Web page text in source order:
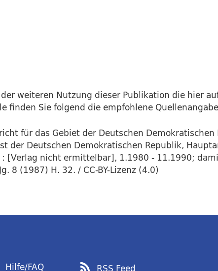
weiteren Nutzung dieser Publikation die hier
finden Sie folgend die empfohlene
für das Gebiet der Deutschen Demokratischen
der Deutschen Demokratischen Republik,
[Verlag nicht ermittelbar], 1.1980 - 11.1990;
8 (1987) H. 32. / CC-BY-Lizenz (4.0)
Hilfe/FAQ